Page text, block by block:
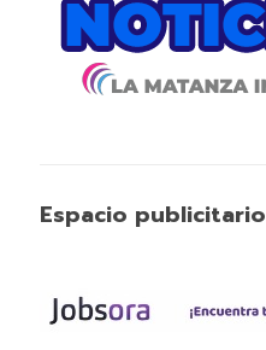
Espacio publicitario